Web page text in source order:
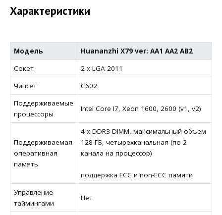
Характеристики
Модель
Huananzhi X79 ver: AA1 AA2 AB2
Сокет
2 x LGA 2011
Чипсет
С602
Поддерживаемые
процессоры
Intel Core I7, Xeon 1600, 2600 (v1, v2)
Поддерживаемая
оперативная
память
4 х DDR3 DIMM, максимальный объем
128 ГБ, четырехканальная (по 2
канала на процессор)
поддержка ECC и non-ECC памяти
Управление
таймингами
Нет